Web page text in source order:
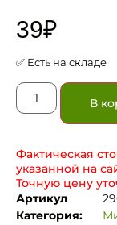
39₽
✅ Есть на складе
В
Фактическая
указанной на
Точную цену
Артикул
Категория: